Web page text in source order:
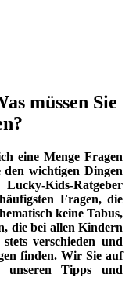
müssen Sie
eine Menge Fragen
wichtigen Dingen
Kids-Ratgeber
Fragen, die
keine Tabus,
die bei allen Kindern
verschieden und
finden. Wir Sie auf
Tipps und